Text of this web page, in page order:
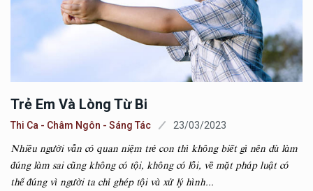
Trẻ Em Và Lòng Từ Bi
Thi Ca - Châm Ngôn - Sáng Tác 23/03/2023
Nhiều người vẫn có quan niệm trẻ con thì không biết gì nên dù làm
đúng làm sai cũng không có tội, không có lỗi, về mặt pháp luật có
thể đúng vì người ta chỉ ghép tội và xử lý hình...